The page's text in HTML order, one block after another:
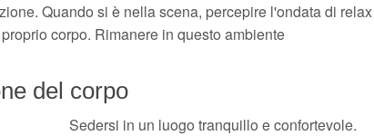
Quando si è nella scena, percepire l'ondata di relax
corpo. Rimanere in questo ambiente
del corpo
Sedersi in un luogo tranquillo e confortevole.